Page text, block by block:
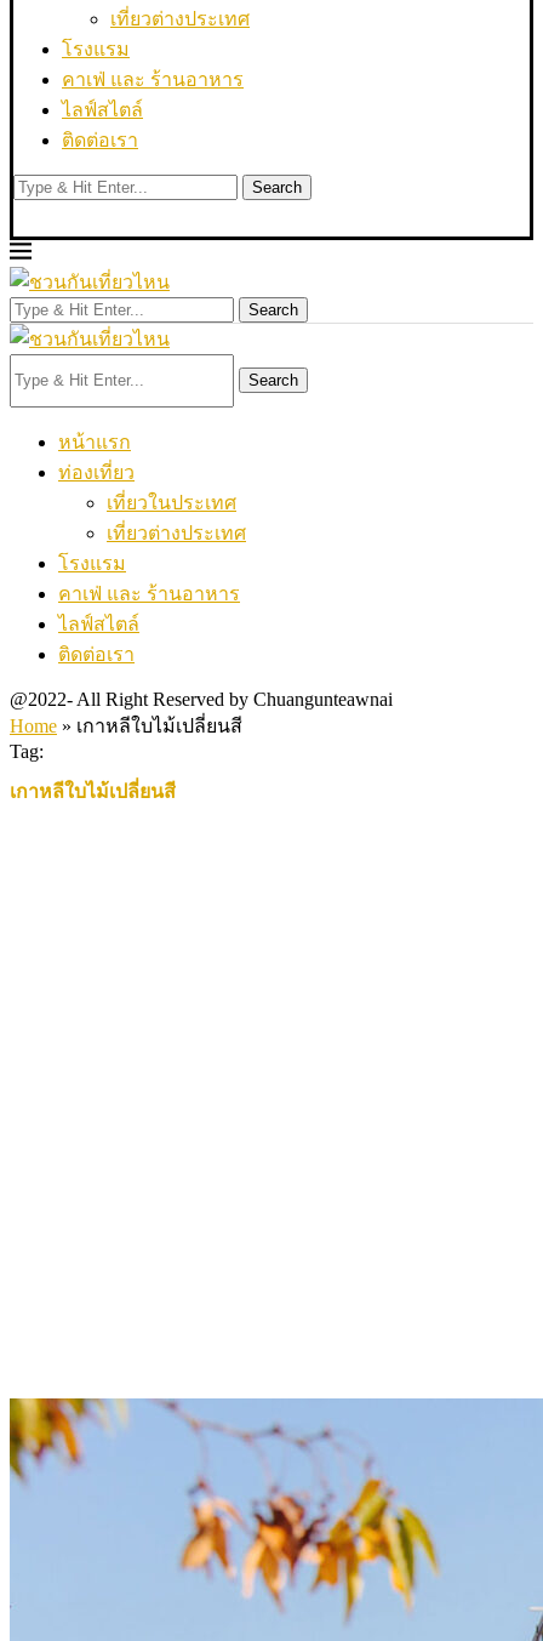
เที่ยวต่างประเทศ
โรงแรม
คาเฟ่ และ ร้านอาหาร
ไลฟ์สไตล์
ติดต่อเรา
Search
Search
Search
หน้าแรก
ท่องเที่ยว
เที่ยวในประเทศ
เที่ยวต่างประเทศ
โรงแรม
คาเฟ่ และ ร้านอาหาร
ไลฟ์สไตล์
ติดต่อเรา
@2022- All Right Reserved by Chuangunteawnai
Home » เกาหลีใบไม้เปลี่ยนสี
Tag:
เกาหลีใบไม้เปลี่ยนสี